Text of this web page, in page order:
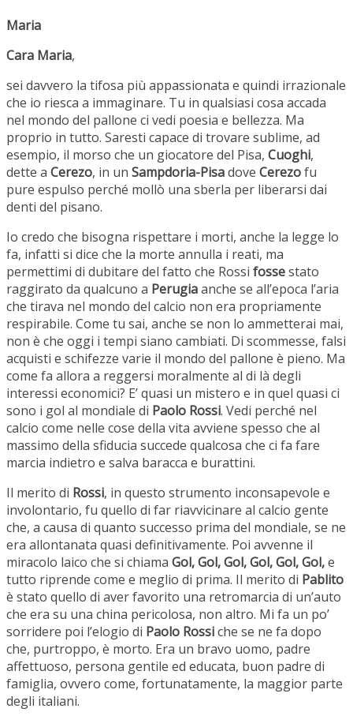
Maria
Cara Maria,
sei davvero la tifosa più appassionata e quindi irrazionale
che io riesca a immaginare. Tu in qualsiasi cosa accada
nel mondo del pallone ci vedi poesia e bellezza. Ma
proprio in tutto. Saresti capace di trovare sublime, ad
esempio, il morso che un giocatore del Pisa, Cuoghi,
dette a Cerezo, in un Sampdoria-Pisadove Cerezofu
pure espulso perché mollò una sberla per liberarsi dai
denti del pisano.
Io credo che bisogna rispettare i morti, anche la legge lo
fa, infatti si dice che la morte annulla i reati, ma
permettimi di dubitare del fatto che Rossi fossestato
raggirato da qualcuno a Perugiaanche se all’epoca l’aria
che tirava nel mondo del calcio non era propriamente
respirabile. Come tu sai, anche se non lo ammetterai mai,
non è che oggi i tempi siano cambiati. Di scommesse, falsi
acquisti e schifezze varie il mondo del pallone è pieno. Ma
come fa allora a reggersi moralmente al di là degli
interessi economici? E’ quasi un mistero e in quel quasi ci
sono i gol al mondiale di Paolo Rossi. Vedi perché nel
calcio come nelle cose della vita avviene spesso che al
massimo della sfiducia succede qualcosa che ci fa fare
marcia indietro e salva baracca e burattini.
Il merito di Rossi, in questo strumento inconsapevole e
involontario, fu quello di far riavvicinare al calcio gente
che, a causa di quanto successo prima del mondiale, se ne
era allontanata quasi definitivamente. Poi avvenne il
miracolo laico che si chiama Gol, Gol, Gol, Gol, Gol, Gol,e
tutto riprende come e meglio di prima. Il merito di Pablito
è stato quello di aver favorito una retromarcia di un’auto
che era su una china pericolosa, non altro. Mi fa un po’
sorridere poi l’elogio di Paolo Rossiche se ne fa dopo
che, purtroppo, è morto. Era un bravo uomo, padre
affettuoso, persona gentile ed educata, buon padre di
famiglia, ovvero come, fortunatamente, la maggior parte
degli italiani.